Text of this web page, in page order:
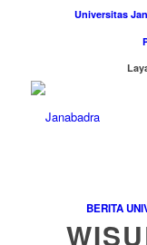
Universitas
BERITA